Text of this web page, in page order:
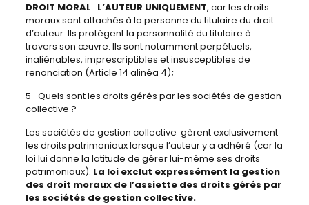
DROIT MORAL : L’AUTEUR UNIQUEMENT, car les droits
moraux sont attachés à la personne du titulaire du droit
d’auteur. Ils protègent la personnalité du titulaire à
travers son œuvre. Ils sont notamment perpétuels,
inaliénables, imprescriptibles et insusceptibles de
renonciation (Article 14 alinéa 4);
5- Quels sont les droits gérés par les sociétés de gestion
collective ?
Les sociétés de gestion collective gèrent exclusivement
les droits patrimoniaux lorsque l’auteur y a adhéré (car la
loi lui donne la latitude de gérer lui-même ses droits
patrimoniaux). La loi exclut expressément la gestion
des droit moraux de l’assiette des droits gérés par
les sociétés de gestion collective.